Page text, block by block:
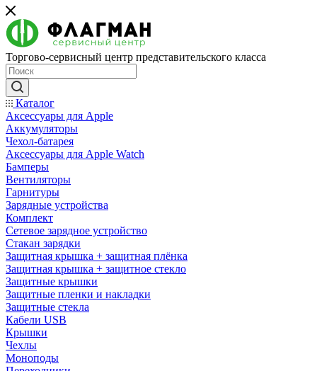
Торгово-сервисный центр представительского класса
Каталог
Аксессуары для Apple
Аккумуляторы
Чехол-батарея
Аксессуары для Apple Watch
Бамперы
Вентиляторы
Гарнитуры
Зарядные устройства
Комплект
Сетевое зарядное устройство
Стакан зарядки
Защитная крышка + защитная плёнка
Защитная крышка + защитное стекло
Защитные крышки
Защитные пленки и накладки
Защитные стекла
Кабели USB
Крышки
Чехлы
Моноподы